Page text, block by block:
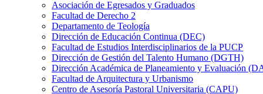
Asociación de Egresados y Graduados
Facultad de Derecho 2
Departamento de Teología
Dirección de Educación Continua (DEC)
Facultad de Estudios Interdisciplinarios de la PUCP
Dirección de Gestión del Talento Humano (DGTH)
Dirección Académica de Planeamiento y Evaluación
Facultad de Arquitectura y Urbanismo
Centro de Asesoría Pastoral Universitaria (CAPU)